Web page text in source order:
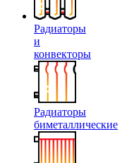
Радиаторы
и
конвекторы
Радиаторы
биметаллические